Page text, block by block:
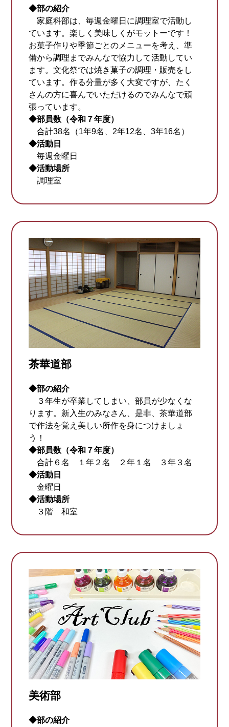
◆部の紹介
家庭科部は、毎週金曜日に調理室で活動し
ています。楽しく美味しくがモットーです！
お菓子作りや季節ごとのメニューを考え、準
備から調理までみんなで協力して活動してい
ます。文化祭では焼き菓子の調理・販売をし
ています。作る分量が多く大変ですが、たく
さんの方に喜んでいただけるのでみんなで頑
張っています。
◆部員数（令和７年度）
合計38名（1年9名、2年12名、3年16名）
◆活動日
毎週金曜日
◆活動場所
調理室
茶華道部
◆部の紹介
３年生が卒業してしまい、部員が少なくな
ります。新入生のみなさん、是非、茶華道部
で作法を覚え美しい所作を身につけましょ
う！
◆部員数（令和７年度）
合計６名 １年２名 ２年１名 ３年３名
◆活動日
金曜日
◆活動場所
３階 和室
美術部
◆部の紹介